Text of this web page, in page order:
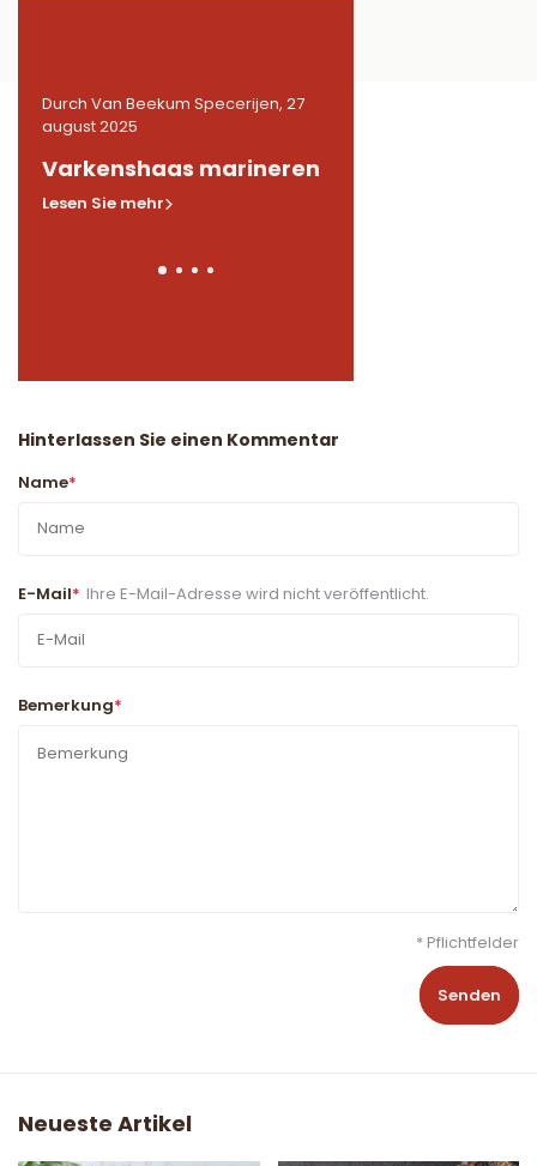
Durch Van Beekum Specerijen, 27
august 2025
Varkenshaas marineren
Lesen Sie mehr
Hinterlassen Sie einen Kommentar
Name*
E-Mail* Ihre E-Mail-Adresse wird nicht veröffentlicht.
Bemerkung*
* Pflichtfelder
Senden
Neueste Artikel